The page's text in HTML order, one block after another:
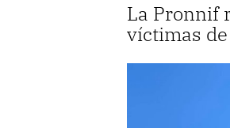
La Pronnif
víctimas